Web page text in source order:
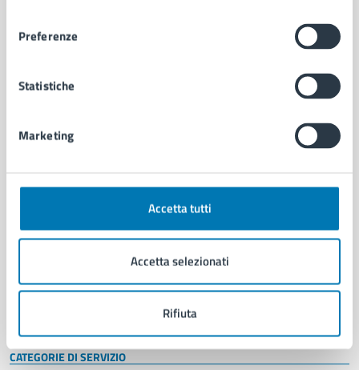
Preferenze
Statistiche
Marketing
Accetta tutti
Accetta selezionati
Rifiuta
Aree amministrative
Municipalità
Enti e fondazioni
Politici
Personale amministrativo
Documenti e dati
CATEGORIE DI SERVIZIO